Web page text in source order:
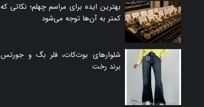
بهترین ایده برای مراسم چهلم؛ نکاتی که
کمتر به آن‌ها توجه می‌شود
شلوارهای بوت‌کات، فلر بگ و جورتس
برند رخت